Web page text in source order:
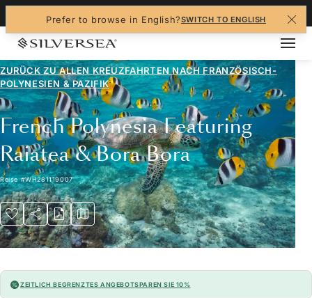
Prefer to browse in English?SWITCH TO ENGLISH
ZURÜCK ZU ALLENKREUZFAHRTEN NACH FRANZÖSISCH-
POLYNESIEN & PAZIFIK
French Polynesia Featuring
Raiatea & Bora Bora
Reise#WH281119007
ZEITLICH BEGRENZTES ANGEBOTSPAREN SIE 10%